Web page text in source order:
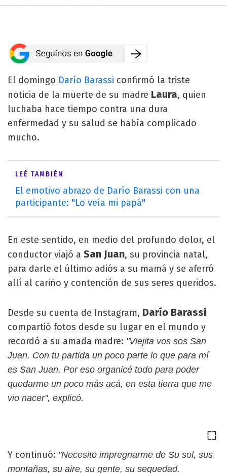
El domingo Darío Barassi confirmó la triste
noticia de la muerte de su madre Laura, quien
luchaba hace tiempo contra una dura
enfermedad y su salud se había complicado
mucho.
LEÉ TAMBIÉN
El emotivo abrazo de Darío Barassi con una
participante: "Lo veía mi papá"
En este sentido, en medio del profundo dolor, el
conductor viajó a San Juan, su provincia natal,
para darle el último adiós a su mamá y se aferró
allí al cariño y contención de sus seres queridos.
Desde su cuenta de Instagram, Darío Barassi
compartió fotos desde su lugar en el mundo y
recordó a su amada madre: "Viejita vos sos San
Juan. Con tu partida un poco parte lo que para mí
es San Juan. Por eso organicé todo para poder
quedarme un poco más acá, en esta tierra que me
vio nacer", explicó.
Y continuó: "Necesito impregnarme de Su sol, sus
montañas, su aire, su gente, su sequedad.